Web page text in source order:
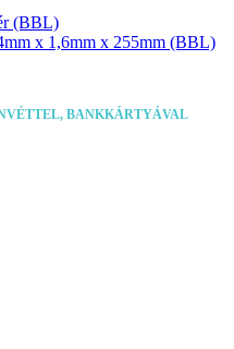
(BBL)
x 1,6mm x 255mm (BBL)
BANKKÁRTYÁVAL